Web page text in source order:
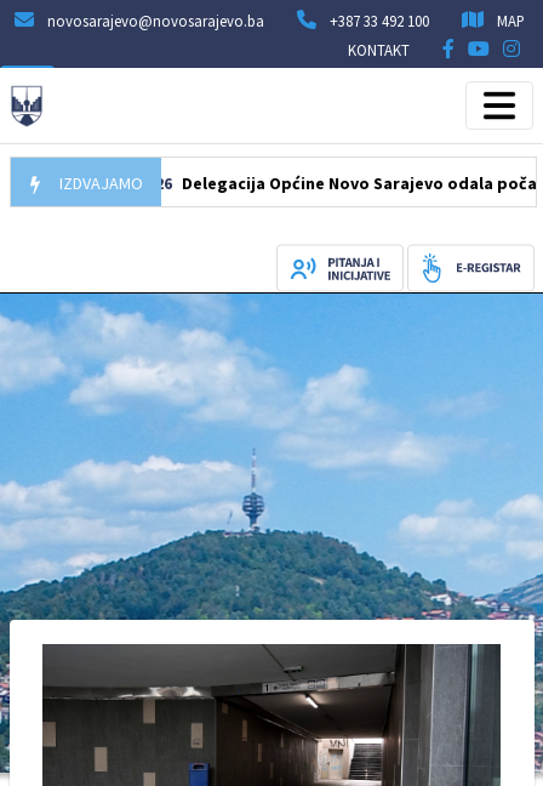
novosarajevo@novosarajevo.ba +387 33 492 100
MAP
KONTAKT
IZDVAJAMO
07.08.2026 Delegacija Općine Novo Sarajevo odala počast